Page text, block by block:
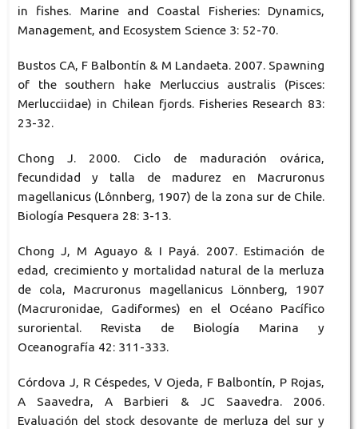
in fishes. Marine and Coastal Fisheries: Dynamics,
Management, and Ecosystem Science 3: 52-70.
Bustos CA, F Balbontín & M Landaeta. 2007. Spawning
of the southern hake Merluccius australis (Pisces:
Merlucciidae) in Chilean fjords. Fisheries Research 83:
23-32.
Chong J. 2000. Ciclo de maduración ovárica,
fecundidad y talla de madurez en Macruronus
magellanicus (Lônnberg, 1907) de la zona sur de Chile.
Biología Pesquera 28: 3-13.
Chong J, M Aguayo & I Payá. 2007. Estimación de
edad, crecimiento y mortalidad natural de la merluza
de cola, Macruronus magellanicus Lönnberg, 1907
(Macruronidae, Gadiformes) en el Océano Pacífico
suroriental. Revista de Biología Marina y
Oceanografía 42: 311-333.
Córdova J, R Céspedes, V Ojeda, F Balbontín, P Rojas,
A Saavedra, A Barbieri & JC Saavedra. 2006.
Evaluación del stock desovante de merluza del sur y